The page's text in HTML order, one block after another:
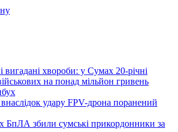
вигадані хвороби: у Сумах 20-річні
на понад мільйон гривень
удару FPV-дрона поранений
БпЛА збили сумські прикордонники за